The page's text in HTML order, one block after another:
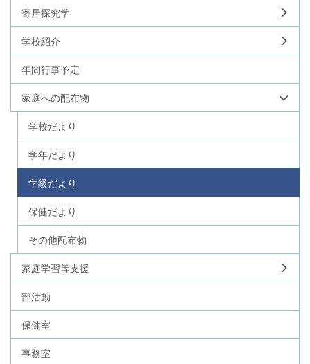
寄居探究学
学校紹介
年間行事予定
家庭への配布物
学校だより
学年だより
学級だより
保健だより
その他配布物
家庭学習等支援
部活動
保健室
事務室